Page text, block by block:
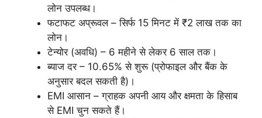
लोन उपलब्ध।
फटाफट अप्रूवल – सिर्फ 15 मिनट में ₹2 लाख तक का
लोन।
टेन्योर (अवधि) – 6 महीने से लेकर 6 साल तक।
ब्याज दर – 10.65% से शुरू (प्रोफाइल और बैंक के
अनुसार बदल सकती है)।
EMI आसान – ग्राहक अपनी आय और क्षमता के हिसाब
से EMI चुन सकते हैं।